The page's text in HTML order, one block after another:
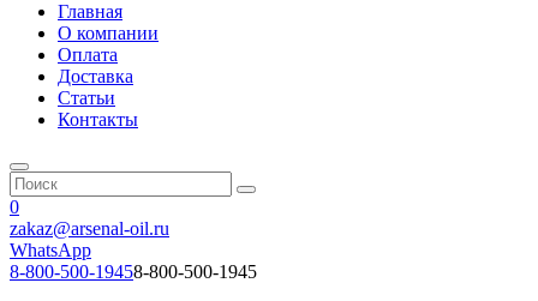
Главная
О компании
Оплата
Доставка
Статьи
Контакты
0
zakaz@arsenal-oil.ru
WhatsApp
8-800-500-19458-800-500-1945